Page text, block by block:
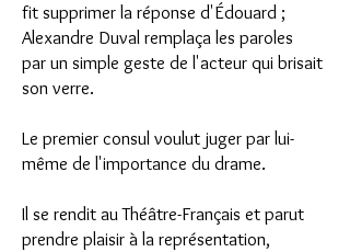
fit supprimer la réponse d'Édouard ;
Alexandre Duval remplaça les paroles
par un simple geste de l'acteur qui brisait
son verre.
Le premier consul voulut juger par lui-
même de l'importance du drame.
Il se rendit au Théâtre-Français et parut
prendre plaisir à la représentation,